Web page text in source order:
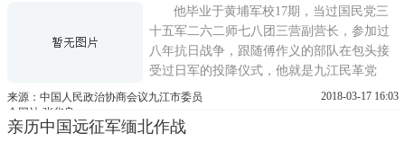
祥出生于南昌县，从小家庭贫困，家里兄弟
姐妹多，但有幸上了一所免费的小...
他毕业于黄埔军校17期，当过国民党三
十五军二六二师七八团三营副营长，参加过
八年抗日战争，跟随傅作义的部队在包头接
受过日军的投降仪式，他就是九江民革党
员，今年94岁高龄的杜子英，九江市唯一一
子英从报纸上得知日本攻打上海，正在读书
来源：中国人民政治协商会议九江市委员
会网站 张华良
2018-03-17 16:03
亲历中国远征军缅北作战